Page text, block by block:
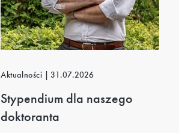
Aktualności 31.07.2026
Stypendium dla naszego
doktoranta